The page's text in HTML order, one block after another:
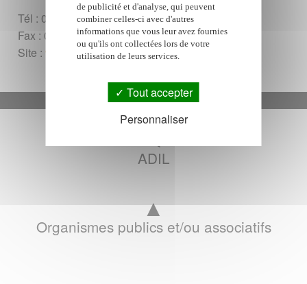
Tél : 0262 21 60 86
Fax : 0262 21 37 52
Site : www.caue974.com
Google Adsense est désactivé. Autoriser
◄
ADIL
▲
Organismes publics et/ou associatifs
de publicité et d'analyse, qui peuvent
combiner celles-ci avec d'autres
informations que vous leur avez fournies
ou qu'ils ont collectées lors de votre
utilisation de leurs services.
Tout accepter
Personnaliser